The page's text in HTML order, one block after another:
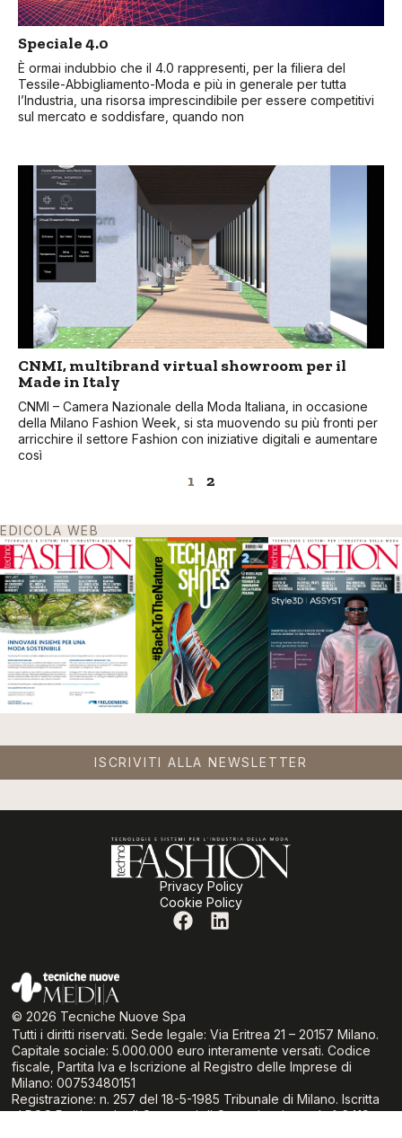
Speciale 4.0
È ormai indubbio che il 4.0 rappresenti, per la filiera del
Tessile-Abbigliamento-Moda e più in generale per tutta
l’Industria, una risorsa imprescindibile per essere competitivi
sul mercato e soddisfare, quando non
CNMI, multibrand virtual showroom per il
Made in Italy
CNMI – Camera Nazionale della Moda Italiana, in occasione
della Milano Fashion Week, si sta muovendo su più fronti per
arricchire il settore Fashion con iniziative digitali e aumentare
così
1 2
EDICOLA WEB
ISCRIVITI ALLA NEWSLETTER
Privacy Policy
Cookie Policy
© 2026 Tecniche Nuove Spa
Tutti i diritti riservati. Sede legale: Via Eritrea 21 – 20157 Milano.
Capitale sociale: 5.000.000 euro interamente versati. Codice
fiscale, Partita Iva e Iscrizione al Registro delle Imprese di
Milano: 00753480151
Registrazione: n. 257 del 18-5-1985 Tribunale di Milano. Iscritta
al ROC Registro degli Operatori di Comunicazione al n° 6419